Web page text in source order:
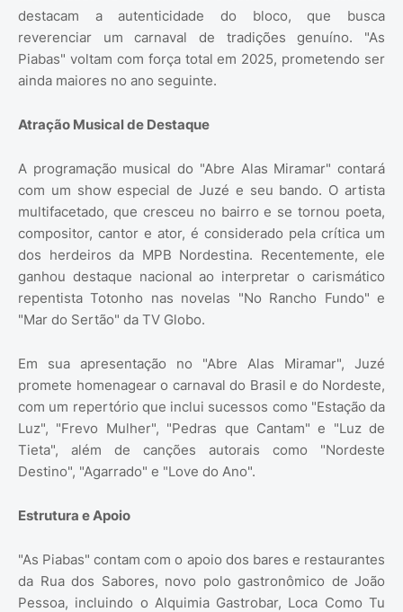
destacam a autenticidade do bloco, que busca
reverenciar um carnaval de tradições genuíno. "As
Piabas" voltam com força total em 2025, prometendo ser
ainda maiores no ano seguinte.
Atração Musical de Destaque
A programação musical do "Abre Alas Miramar" contará
com um show especial de Juzé e seu bando. O artista
multifacetado, que cresceu no bairro e se tornou poeta,
compositor, cantor e ator, é considerado pela crítica um
dos herdeiros da MPB Nordestina. Recentemente, ele
ganhou destaque nacional ao interpretar o carismático
repentista Totonho nas novelas "No Rancho Fundo" e
"Mar do Sertão" da TV Globo.
Em sua apresentação no "Abre Alas Miramar", Juzé
promete homenagear o carnaval do Brasil e do Nordeste,
com um repertório que inclui sucessos como "Estação da
Luz", "Frevo Mulher", "Pedras que Cantam" e "Luz de
Tieta", além de canções autorais como "Nordeste
Destino", "Agarrado" e "Love do Ano".
Estrutura e Apoio
"As Piabas" contam com o apoio dos bares e restaurantes
da Rua dos Sabores, novo polo gastronômico de João
Pessoa, incluindo o Alquimia Gastrobar, Loca Como Tu